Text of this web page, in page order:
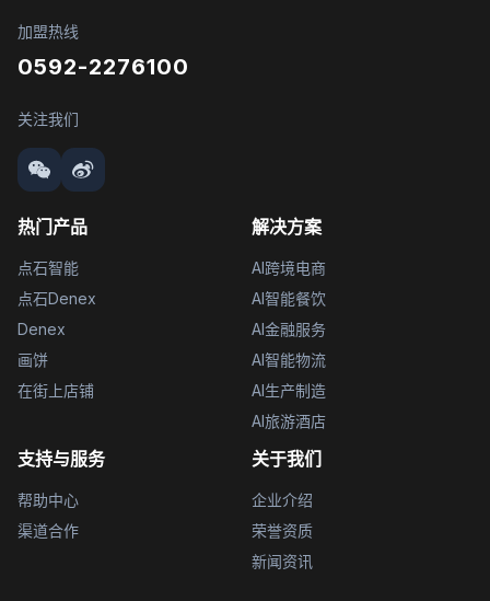
加盟热线
0592-2276100
关注我们
热门产品
点石智能
点石Denex
Denex
画饼
在街上店铺
解决方案
AI跨境电商
AI智能餐饮
AI金融服务
AI智能物流
AI生产制造
AI旅游酒店
支持与服务
帮助中心
渠道合作
关于我们
企业介绍
荣誉资质
新闻资讯